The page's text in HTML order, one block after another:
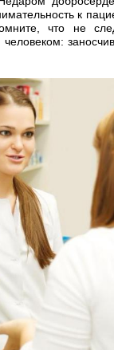
к
что не